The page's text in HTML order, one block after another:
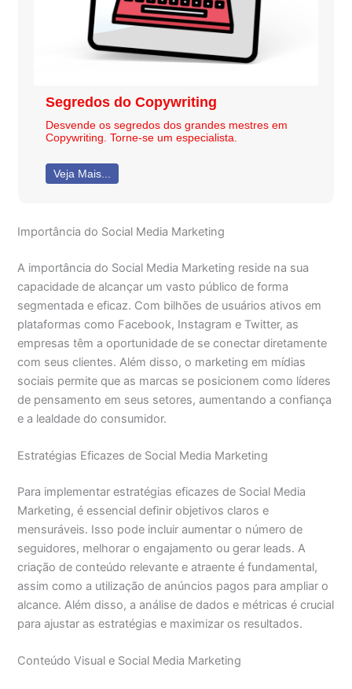
Segredos do Copywriting
Desvende os segredos dos grandes mestres em
Copywriting. Torne-se um especialista.
Veja Mais...
Importância do Social Media Marketing
A importância do Social Media Marketing reside na sua
capacidade de alcançar um vasto público de forma
segmentada e eficaz. Com bilhões de usuários ativos em
plataformas como Facebook, Instagram e Twitter, as
empresas têm a oportunidade de se conectar diretamente
com seus clientes. Além disso, o marketing em mídias
sociais permite que as marcas se posicionem como líderes
de pensamento em seus setores, aumentando a confiança
e a lealdade do consumidor.
Estratégias Eficazes de Social Media Marketing
Para implementar estratégias eficazes de Social Media
Marketing, é essencial definir objetivos claros e
mensuráveis. Isso pode incluir aumentar o número de
seguidores, melhorar o engajamento ou gerar leads. A
criação de conteúdo relevante e atraente é fundamental,
assim como a utilização de anúncios pagos para ampliar o
alcance. Além disso, a análise de dados e métricas é crucial
para ajustar as estratégias e maximizar os resultados.
Conteúdo Visual e Social Media Marketing